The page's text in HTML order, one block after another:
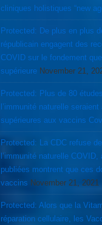
cliniques holistiques “new
Protected: De plus en plus
républicain engagent des
COVID sur le fondement
supérieure November 21,
Protected: Plus de 80
l’immunité naturelle
supérieures aux vaccins
Protected: La CDC refuse
l’immunité naturelle
publiées montrent que ces
vaccins November 21, 2021
Protected: Alors que la
réparation cellulaire, les